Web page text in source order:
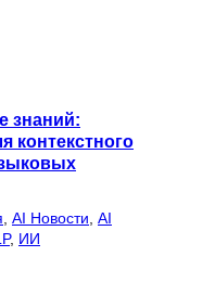
знаний:
контекстного
AI Новости AI
, ИИ